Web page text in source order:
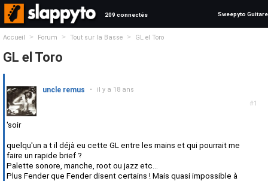
209 connectés Sweepyto Guitare
Accueil > Forum > Tout sur la Basse > GL el Toro
GL el Toro
#1
uncle remus • il y a 18 ans
'soir
quelqu'un a t il déjà eu cette GL entre les mains et qui pourrait me
faire un rapide brief ?
Palette sonore, manche, root ou jazz etc...
Plus Fender que Fender disent certains ! Mais quasi impossible à